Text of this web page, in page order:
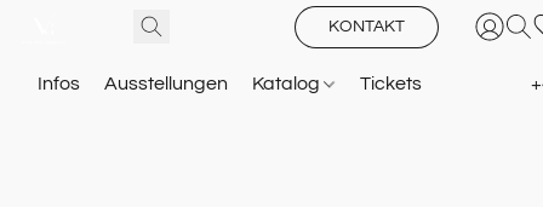
KONTAKT
Infos Ausstellungen Katalog Tickets